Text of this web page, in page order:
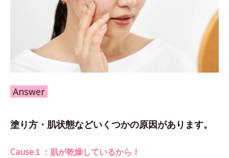
Answer
塗り方・肌状態などいくつかの原因があります。
Cause１：肌が乾燥しているから！